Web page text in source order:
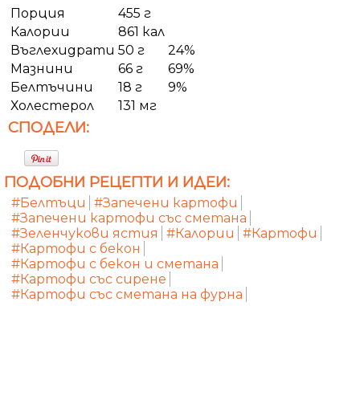
Порция
455 г
Калории
861 кал
Въглехидрати 50 г
24%
Мазнини
66 г
69%
Белтъчини
18 г
9%
Холестерол
131 мг
СПОДЕЛИ:
ПОДОБНИ РЕЦЕПТИ И ИДЕИ:
#Белтъци
#Запечени картофи
#Запечени картофи със сметана
#Зеленчукови ястия
#Калории
#Картофи
#Картофи с бекон
#Картофи с бекон и сметана
#Картофи със сирене
#Картофи със сметана на фурна